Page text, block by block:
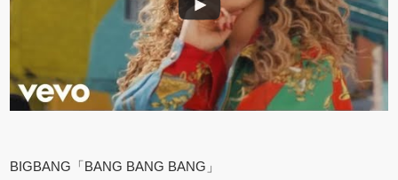
BIGBANG「BANG BANG BANG」